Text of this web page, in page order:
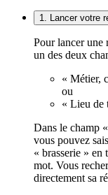
1. Lancer votre
Pour lancer une
un des deux
« Métier,
ou
« Lieu de
Dans le champ
vous pouvez
« brasserie » en
mot. Vous
directement sa